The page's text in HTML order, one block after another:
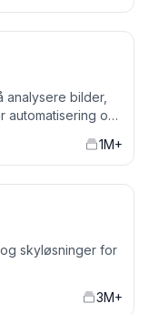
analysere bilder,
og
1M+
skyløsninger for
3M+